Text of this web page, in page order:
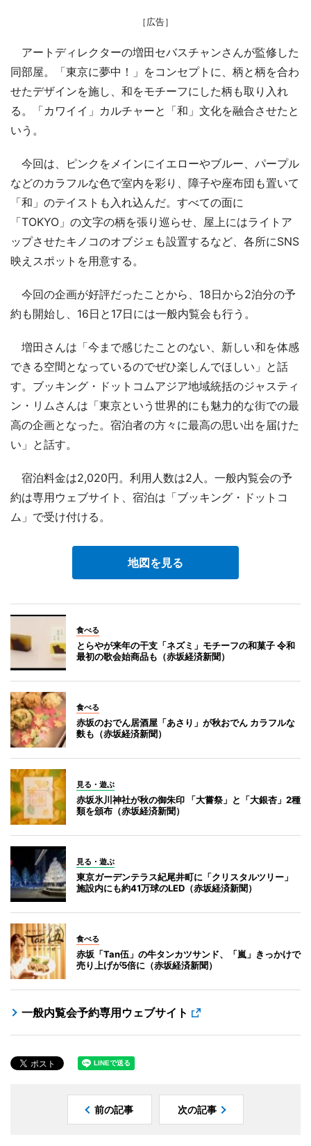
［広告］
アートディレクターの増田セバスチャンさんが監修した
同部屋。「東京に夢中！」をコンセプトに、柄と柄を合わ
せたデザインを施し、和をモチーフにした柄も取り入れ
る。「カワイイ」カルチャーと「和」文化を融合させたと
いう。
今回は、ピンクをメインにイエローやブルー、パープル
などのカラフルな色で室内を彩り、障子や座布団も置いて
「和」のテイストも入れ込んだ。すべての面に
「TOKYO」の文字の柄を張り巡らせ、屋上にはライトア
ップさせたキノコのオブジェも設置するなど、各所にSNS
映えスポットを用意する。
今回の企画が好評だったことから、18日から2泊分の予
約も開始し、16日と17日には一般内覧会も行う。
増田さんは「今まで感じたことのない、新しい和を体感
できる空間となっているのでぜひ楽しんでほしい」と話
す。ブッキング・ドットコムアジア地域統括のジャスティ
ン・リムさんは「東京という世界的にも魅力的な街での最
高の企画となった。宿泊者の方々に最高の思い出を届けた
い」と話す。
宿泊料金は2,020円。利用人数は2人。一般内覧会の予
約は専用ウェブサイト、宿泊は「ブッキング・ドットコ
ム」で受け付ける。
地図を見る
食べる
とらやが来年の干支「ネズミ」モチーフの和菓子 令和
最初の歌会始商品も（赤坂経済新聞）
食べる
赤坂のおでん居酒屋「あさり」が秋おでん カラフルな
麩も（赤坂経済新聞）
見る・遊ぶ
赤坂氷川神社が秋の御朱印 「大嘗祭」と「大銀杏」2種
類を頒布（赤坂経済新聞）
見る・遊ぶ
東京ガーデンテラス紀尾井町に「クリスタルツリー」
施設内にも約41万球のLED（赤坂経済新聞）
食べる
赤坂「Tan伍」の牛タンカツサンド、「嵐」きっかけで
売り上げが5倍に（赤坂経済新聞）
一般内覧会予約専用ウェブサイト
前の記事 次の記事